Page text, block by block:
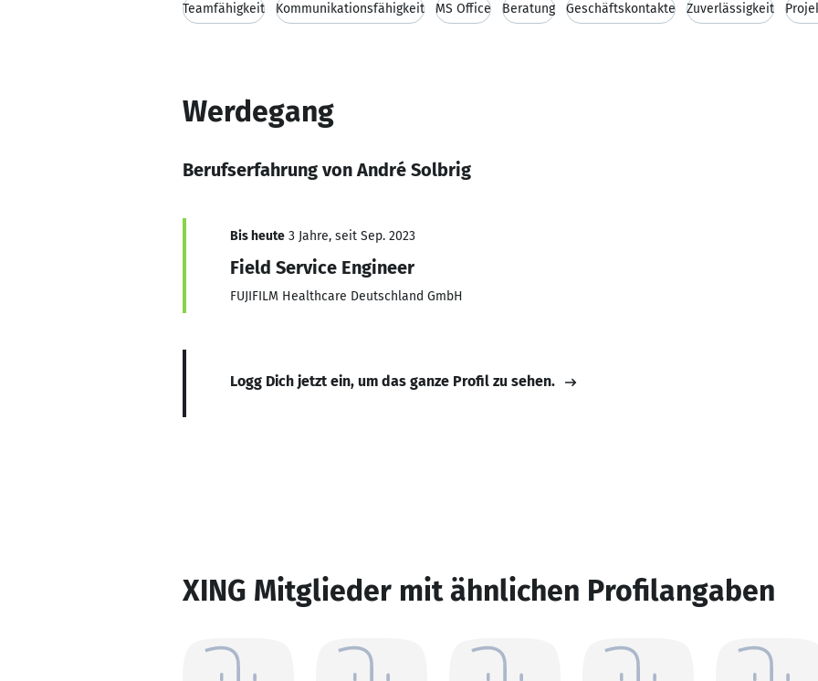
Teamfähigkeit Kommunikationsfähigkeit MS Office Beratung Geschäftskontakte Zuverlässigkeit
Werdegang
Berufserfahrung von André Solbrig
Bis heute 3 Jahre, seit Sep. 2023
Field Service Engineer
FUJIFILM Healthcare Deutschland GmbH
Logg Dich jetzt ein, um das ganze Profil zu sehen.
XING Mitglieder mit ähnlichen Profilangaben